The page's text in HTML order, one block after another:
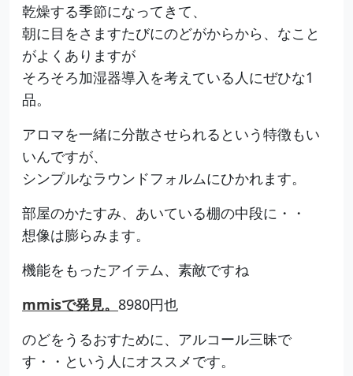
乾燥する季節になってきて、
朝に目をさますたびにのどがからから、なこと
がよくありますが
そろそろ加湿器導入を考えている人にぜひな1
品。
アロマを一緒に分散させられるという特徴もい
いんですが、
シンプルなラウンドフォルムにひかれます。
部屋のかたすみ、あいている棚の中段に・・
想像は膨らみます。
機能をもったアイテム、素敵ですね
mmisで発見。 8980円也
のどをうるおすために、アルコール三昧で
す・・という人にオススメです。